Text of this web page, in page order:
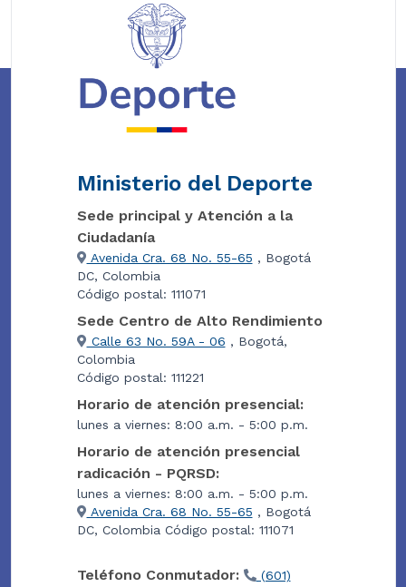
Ministerio del Deporte
Sede principal y Atención a la
Ciudadanía
Avenida Cra. 68 No. 55-65 , Bogotá
DC, Colombia
Código postal: 111071
Sede Centro de Alto Rendimiento
Calle 63 No. 59A - 06 , Bogotá,
Colombia
Código postal: 111221
Horario de atención presencial:
lunes a viernes: 8:00 a.m. - 5:00 p.m.
Horario de atención presencial
radicación - PQRSD:
lunes a viernes: 8:00 a.m. - 5:00 p.m.
Avenida Cra. 68 No. 55-65 , Bogotá
DC, Colombia Código postal: 111071
Teléfono Conmutador:
(601)